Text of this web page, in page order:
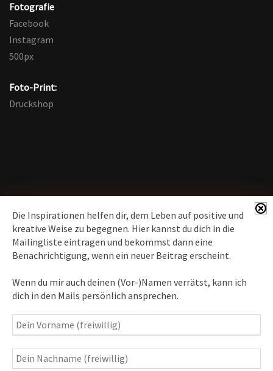
Die Inspirationen helfen dir, dem Leben auf positive und
kreative Weise zu begegnen. Hier kannst du dich in die
Mailingliste eintragen und bekommst dann eine
Benachrichtigung, wenn ein neuer Beitrag erscheint.
Wenn du mir auch deinen (Vor-)Namen verrätst, kann ich
dich in den Mails persönlich ansprechen.
Fotografie
Facebook
Instagram
500px
Foto-Print:
Druckshop
News erhalten
Inspirationen
– Bewusstseins-Impulse, Meditation &
Heilung, Texte & Botschaften
Fotografie– Fotoblog, Kalender, Workshops